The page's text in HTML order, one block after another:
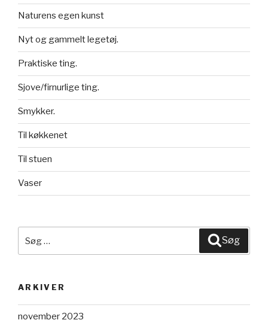
Naturens egen kunst
Nyt og gammelt legetøj.
Praktiske ting.
Sjove/firnurlige ting.
Smykker.
Til køkkenet
Til stuen
Vaser
efter:
Søg
ARKIVER
november 2023